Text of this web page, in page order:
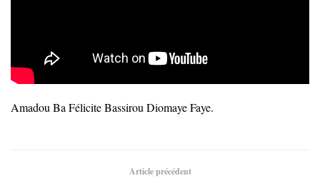
Amadou Ba Félicite Bassirou Diomaye Faye.
Article précédent